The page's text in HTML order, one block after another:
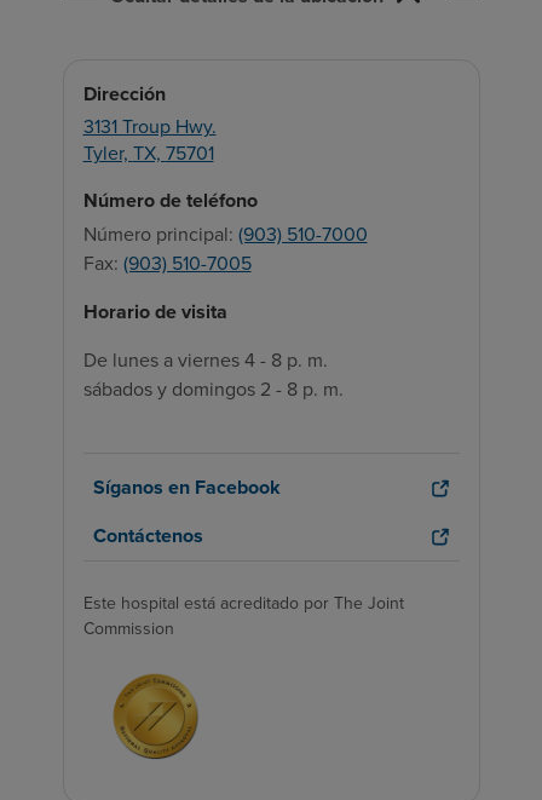
Dirección
3131 Troup Hwy.
Tyler, TX, 75701
Número de teléfono
Número principal: (903) 510-7000
Fax: (903) 510-7005
Horario de visita
De lunes a viernes 4 - 8 p. m.
sábados y domingos 2 - 8 p. m.
Síganos en Facebook
Contáctenos
Este hospital está acreditado por The Joint
Commission